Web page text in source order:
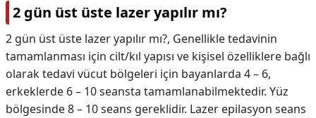
2 gün üst üste lazer yapılır mı?
2 gün üst üste lazer yapılır mı?, Genellikle tedavinin
tamamlanması için cilt/kıl yapısı ve kişisel özelliklere bağlı
olarak tedavi vücut bölgeleri için bayanlarda 4 – 6,
erkeklerde 6 – 10 seansta tamamlanabilmektedir. Yüz
bölgesinde 8 – 10 seans gereklidir. Lazer epilasyon seans